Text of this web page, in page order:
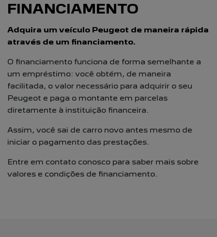
FINANCIAMENTO
Adquira um veículo Peugeot de maneira rápida
através de um financiamento.
O financiamento funciona de forma semelhante a
um empréstimo: você obtém, de maneira
facilitada, o valor necessário para adquirir o seu
Peugeot e paga o montante em parcelas
diretamente à instituição financeira.
Assim, você sai de carro novo antes mesmo de
iniciar o pagamento das prestações.
Entre em contato conosco para saber mais sobre
valores e condições de financiamento.